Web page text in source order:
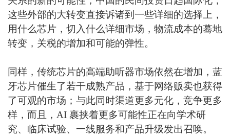
这些外部的大转变直接诉诸到一些详细的选择上，
用什么芯片，切入什么详细市场，物流成本的蓦地
转变，关税的增加和可能的弹性。
同样，传统芯片的高端助听器市场依然在增加，蓝
牙芯片催生了若干成熟产品，基于网络贩卖也获得
了可观的市场；与此同时渠道更多元化，竞争更多
样，而且，AI 裹挟着更多可能性正在向学术研
究、临床试验、一线服务和产品升级发出召唤。